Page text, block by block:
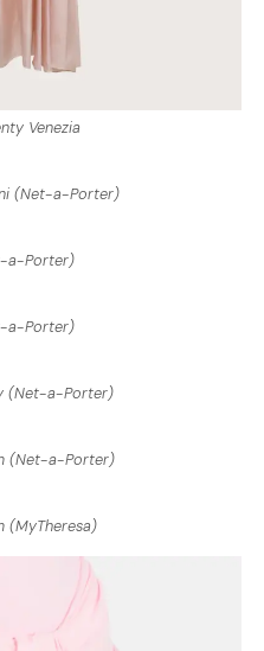
Venezia
(Net-a-Porter)
a-Porter)
a-Porter)
(Net-a-Porter)
(Net-a-Porter)
(MyTheresa)